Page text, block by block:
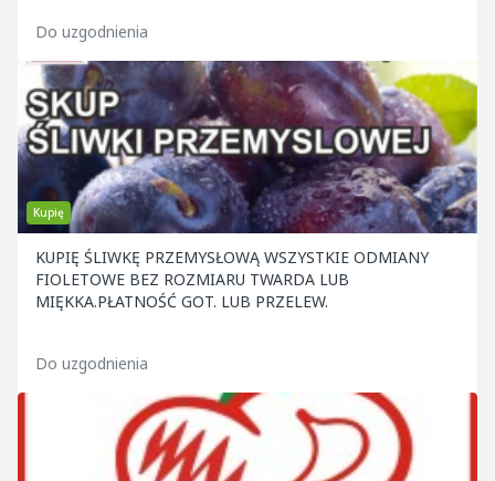
Do uzgodnienia
Kupię
KUPIĘ ŚLIWKĘ PRZEMYSŁOWĄ WSZYSTKIE ODMIANY
FIOLETOWE BEZ ROZMIARU TWARDA LUB
MIĘKKA.PŁATNOŚĆ GOT. LUB PRZELEW.
Do uzgodnienia